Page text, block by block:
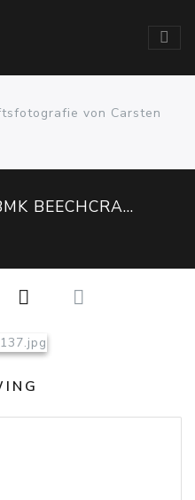
von Carsten
BEECHCRAFT B200R LN-ULV